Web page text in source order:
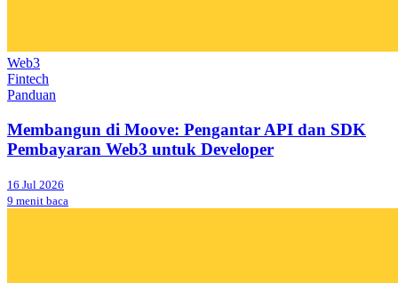
Web3
Fintech
Panduan
Membangun di Moove: Pengantar API dan SDK
Pembayaran Web3 untuk Developer
16 Jul 2026
9 menit baca